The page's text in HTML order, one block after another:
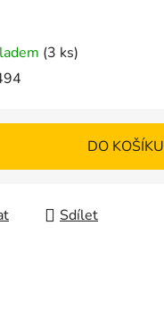
(3 ks)
DO KOŠÍKU
Sdílet